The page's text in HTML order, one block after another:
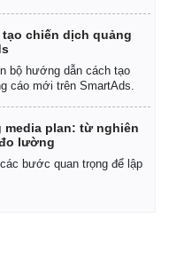
chiến dịch quảng
bộ hướng dẫn cách tạo
cáo mới trên SmartAds.
plan: từ nghiên
lường
bước quan trọng để lập